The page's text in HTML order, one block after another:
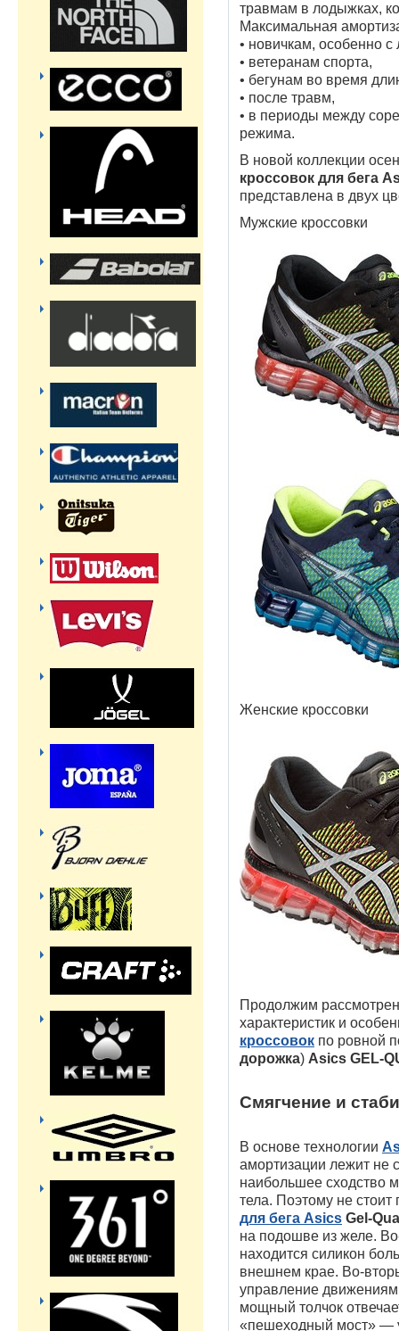
травмам в лодыжках,
Максимальная
• новичкам, особенно
• ветеранам спорта,
• бегунам во время
• после травм,
• в периоды между
режима.
В новой коллекции
кроссовок для бега
представлена в двух
Мужские кроссовки
Женские кроссовки
Продолжим
характеристик и
кроссовок по ровной
дорожка) Asics GEL-
Смягчение и
В основе технологии
амортизации лежит не
наибольшее сходство
тела. Поэтому не стоит
для бега Asics Gel-
на подошве из желе.
находится силикон
внешнем крае. Во-
управление
мощный толчок
«пешеходный мост» —